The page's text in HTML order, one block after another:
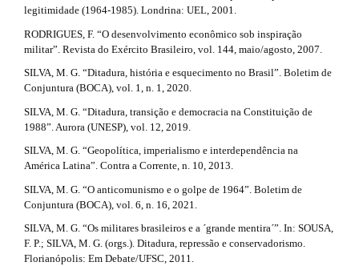
c
s
i
l
e
_
m
n
u
.
s
i
#
legitimidade (1964-1985). Londrina: UEL, 2001.
RODRIGUES, F. “O desenvolvimento econômico sob inspiração
militar”. Revista do Exército Brasileiro, vol. 144, maio/agosto, 2007.
SILVA, M. G. “Ditadura, história e esquecimento no Brasil”. Boletim de
Conjuntura (BOCA), vol. 1, n. 1, 2020.
SILVA, M. G. “Ditadura, transição e democracia na Constituição de
1988”. Aurora (UNESP), vol. 12, 2019.
SILVA, M. G. “Geopolítica, imperialismo e interdependência na
América Latina”. Contra a Corrente, n. 10, 2013.
SILVA, M. G. “O anticomunismo e o golpe de 1964”. Boletim de
Conjuntura (BOCA), vol. 6, n. 16, 2021.
SILVA, M. G. “Os militares brasileiros e a ´grande mentira´”. In: SOUSA,
F. P.; SILVA, M. G. (orgs.). Ditadura, repressão e conservadorismo.
Florianópolis: Em Debate/UFSC, 2011.